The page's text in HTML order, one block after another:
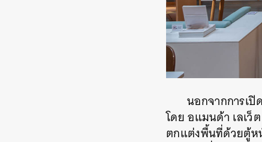
นอกจากการเ
โดย อแมนด้า เลเว็
ตกแต่งพื้นที่ด้วยตู้ห